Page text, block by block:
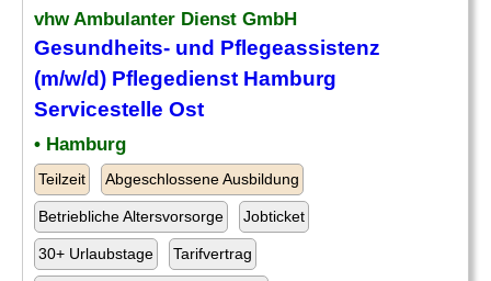
vhw Ambulanter Dienst GmbH
Gesundheits- und Pflegeassistenz
(m/w/d) Pflegedienst Hamburg
Servicestelle Ost
• Hamburg
Teilzeit Abgeschlossene Ausbildung
Betriebliche Altersvorsorge Jobticket
30+ Urlaubstage Tarifvertrag